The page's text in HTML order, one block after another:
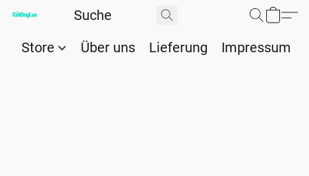
Store Über uns Lieferung Impressum